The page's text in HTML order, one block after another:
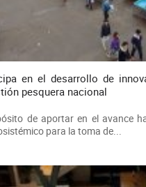
en el desarrollo de
pesquera nacional
de aportar en el avance
para la toma de...